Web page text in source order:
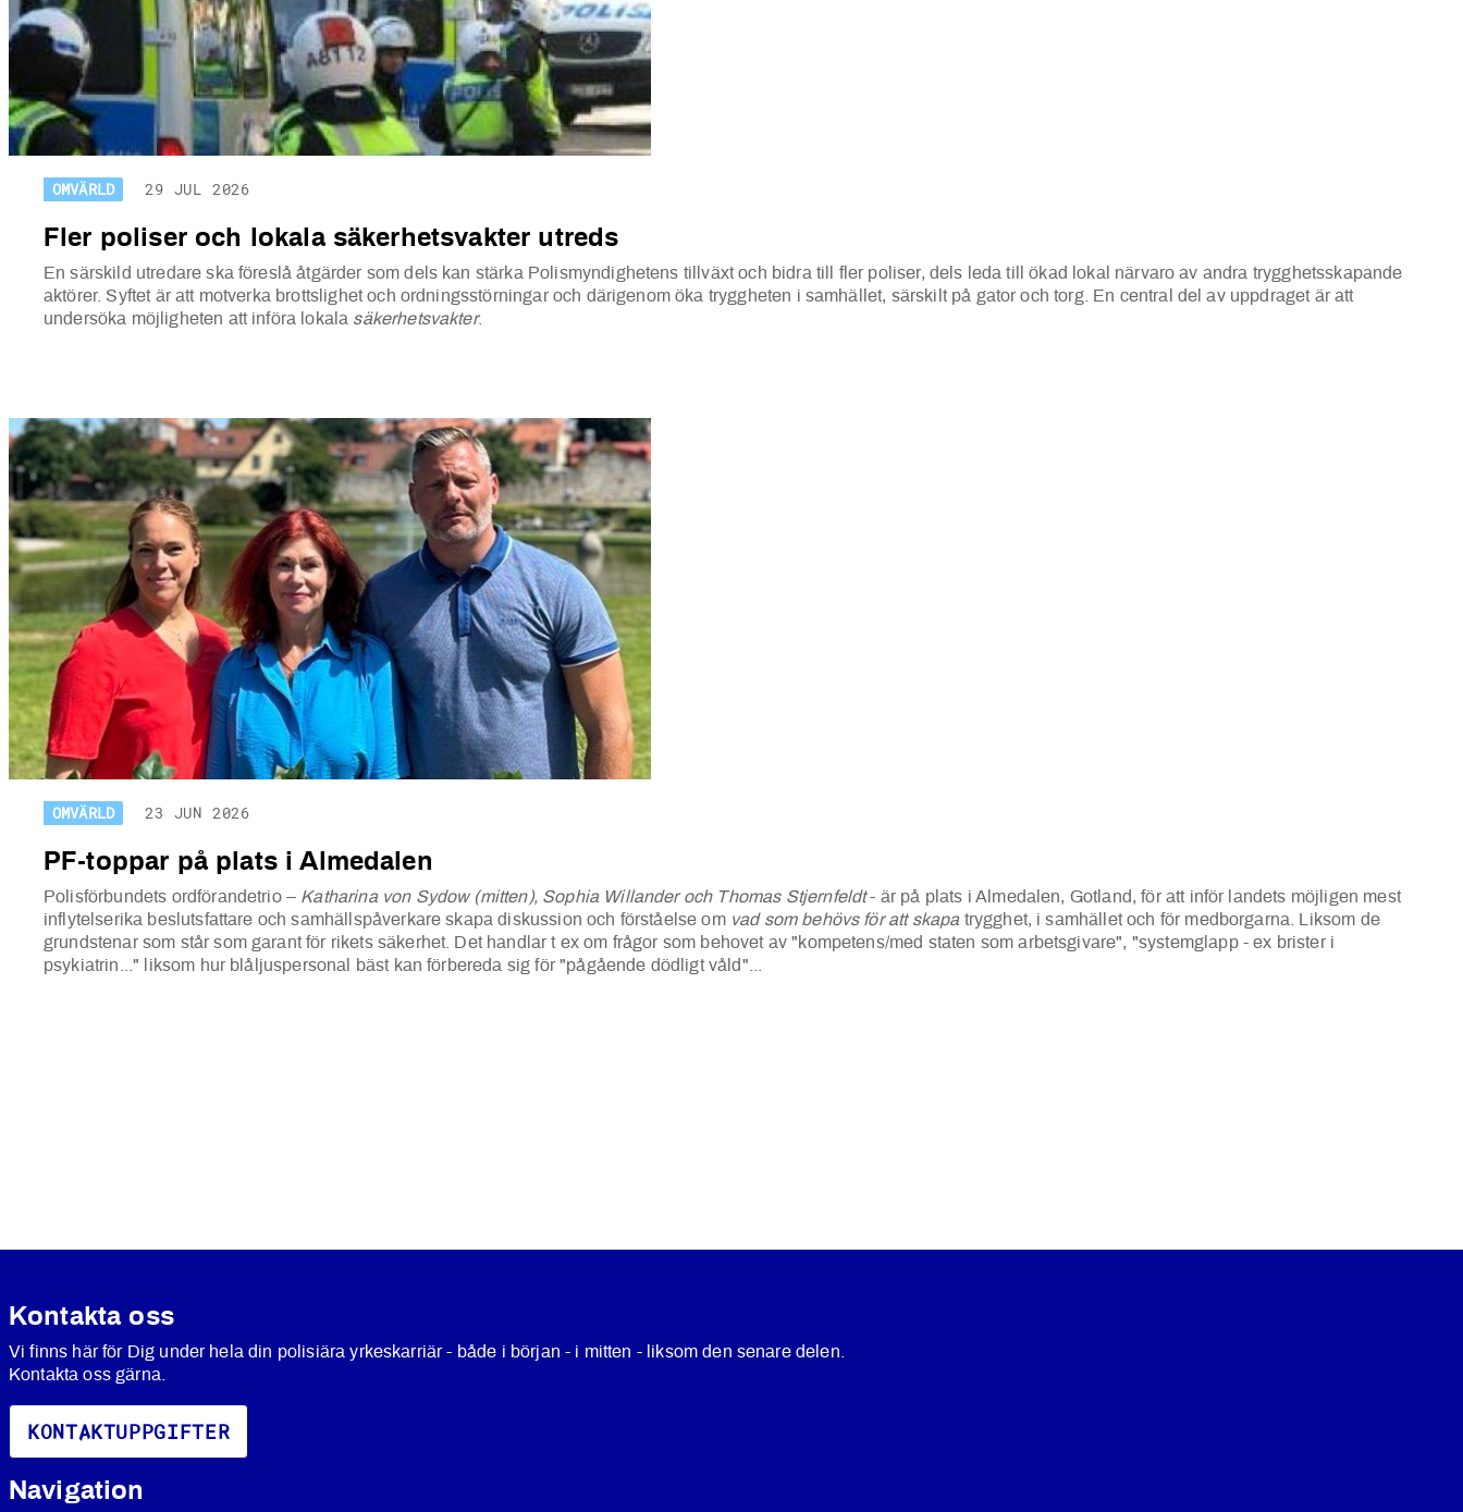
OMVÄRLD 29 JUL 2026
Fler poliser och lokala säkerhetsvakter utreds
En särskild utredare ska föreslå åtgärder som dels kan stärka Polismyndighetens tillväxt och bidra till fler poliser, dels leda till ökad lokal närvaro av andra trygghetsskapande
aktörer. Syftet är att motverka brottslighet och ordningsstörningar och därigenom öka tryggheten i samhället, särskilt på gator och torg. En central del av uppdraget är att
undersöka möjligheten att införa lokala säkerhetsvakter.
OMVÄRLD 23 JUN 2026
PF-toppar på plats i Almedalen
Polisförbundets ordförandetrio – Katharina von Sydow (mitten), Sophia Willander och Thomas Stjernfeldt- är på plats i Almedalen, Gotland, för att inför landets möjligen mest
inflytelserika beslutsfattare och samhällspåverkare skapa diskussion och förståelse om vad som behövs för att skapa trygghet, i samhället och för medborgarna. Liksom de
grundstenar som står som garant för rikets säkerhet. Det handlar t ex om frågor som behovet av "kompetens/med staten som arbetsgivare", "systemglapp - ex brister i
psykiatrin..." liksom hur blåljuspersonal bäst kan förbereda sig för "pågående dödligt våld"...
Kontakta oss
Vi finns här för Dig under hela din polisiära yrkeskarriär - både i början - i mitten - liksom den senare delen.
Kontakta oss gärna.
KONTAKTUPPGIFTER
Navigation